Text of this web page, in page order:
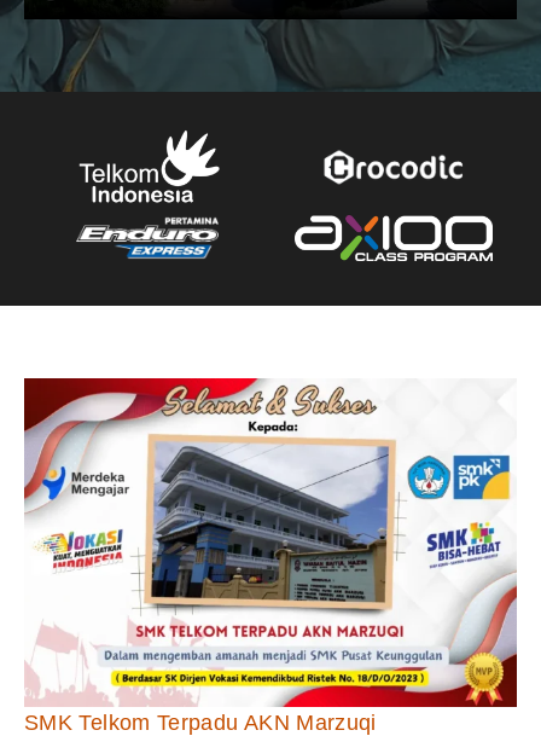
SMK Telkom Terpadu AKN Marzuqi